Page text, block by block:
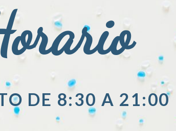
DE 8:30 A 21:00